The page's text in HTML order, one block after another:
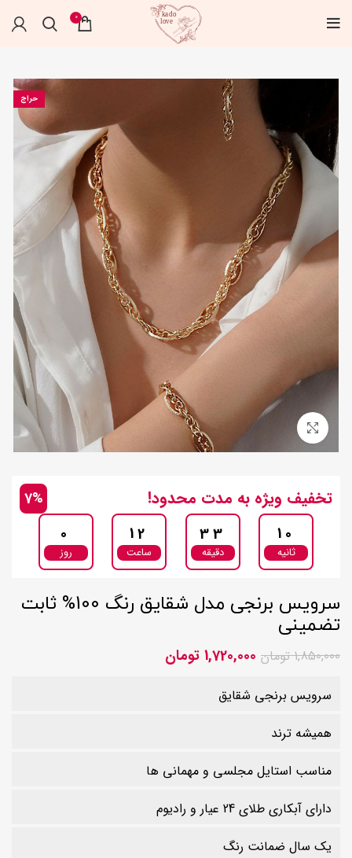
0
حراج
بزرگنمایی تصویر
تخفیف ویژه به مدت محدود!
7%
0
روز
12
ساعت
33
دقیقه
9
ثانیه
سرویس برنجی مدل شقایق رنگ 100% ثابت
تضمینی
1,850,000تومان 1,720,000 تومان
سرویس برنجی شقایق
همیشه ترند
مناسب استایل مجلسی و مهمانی ها
دارای آبکاری طلای 24 عیار و رادیوم
یک سال ضمانت رنگ